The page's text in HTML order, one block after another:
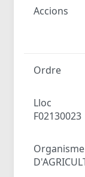
Accions
Ordre
Lloc
F02130023
Organisme